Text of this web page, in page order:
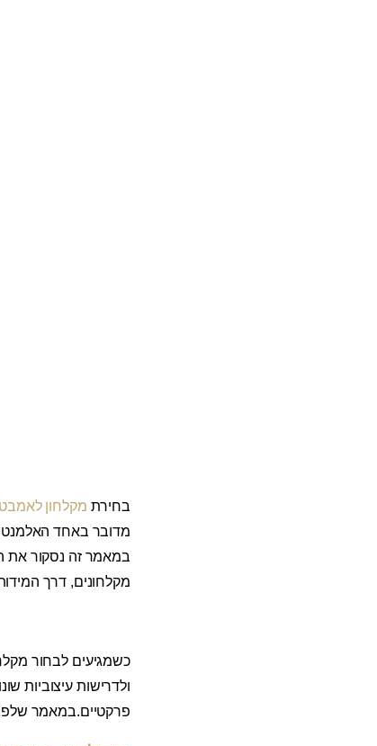
בחירת מקלחון
מדובר באחד
במאמר זה נסקור את
מקלחונים, דרך
כשמגיעים לבחור
ולדרישות עיצוביות
פרקטיים.במאמר